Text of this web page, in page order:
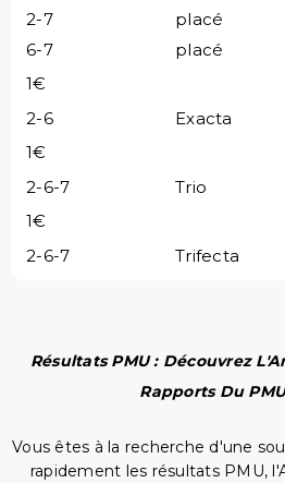
2-7
placé
6-7
placé
1€
2-6
Exacta
1€
2-6-7
Trio
1€
2-6-7
Trifecta
Résultats PMU : Découvrez
Rapports Du
Vous êtes à la recherche d'une
rapidement les résultats PMU,